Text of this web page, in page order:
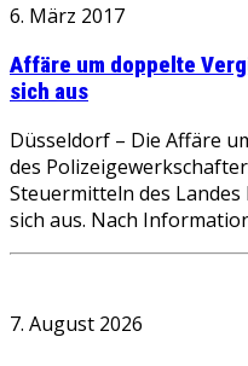
6. März 2017
Affäre um doppelte
sich aus
Düsseldorf – Die Affäre
des
Steuermitteln des
sich aus. Nach
7. August 2026